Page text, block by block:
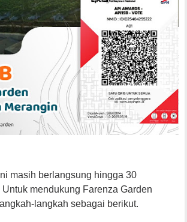
masih berlangsung hingga 30
mendukung Farenza Garden
langkah sebagai berikut.